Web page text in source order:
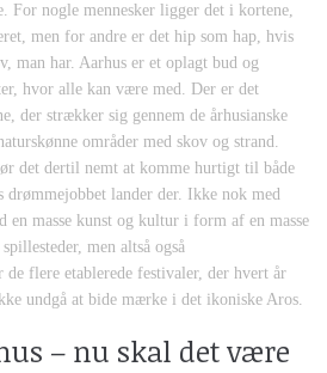
For nogle mennesker ligger det i kortene,
men for andre er det hip som hap, hvis
man har. Aarhus er et oplagt bud og
hvor alle kan være med. Der er det
der strækker sig gennem de århusianske
områder med skov og strand.
det dertil nemt at komme hurtigt til både
drømmejobbet lander der. Ikke nok med
en masse kunst og kultur i form af en masse
men altså også
de flere etablerede festivaler, der hvert år
undgå at bide mærke i det ikoniske Aros.
– nu skal det være